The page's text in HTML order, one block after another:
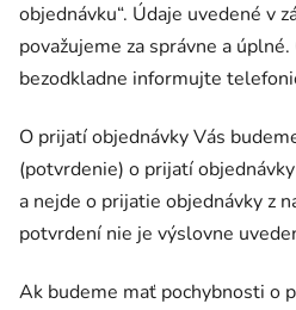
objednávku“. Údaje uvedené v
považujeme za správne a
bezodkladne informujte
O prijatí objednávky Vás
(potvrdenie) o prijatí
a nejde o prijatie objednávky z
potvrdení nie je výslovne
Ak budeme mať pochybnosti o